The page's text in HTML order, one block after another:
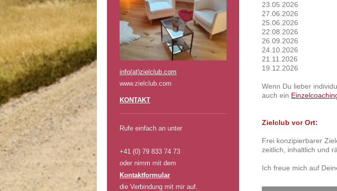
23.05.2026
27.06.2026
25.06.2026
22.08.2026
26.09.2026
24.10.2026
21.11.2026
19.12.2026
Wenn Du lieber
auch ein
Zielclub vor Ort:
Frei konzipierbarer
zeitlich, inhaltlich und
Ich freue mich auf
info(at)zielclub.com
www.zielclub.com
KONTAKT
Rufe einfach an unter
+41 (0) 79 833 74 73
oder nimm mit dem
Kontaktformular
die Verbindung mit mir auf.